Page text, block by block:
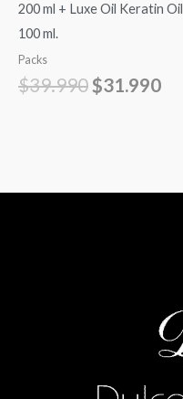
200 ml + Luxe Oil Keratin Oil
100 ml.
Packs
$39.990 $31.990